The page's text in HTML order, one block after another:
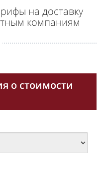
на доставку
компаниям
о стоимости